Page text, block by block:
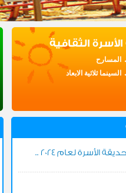
الثقافية
المسارح
السينما ثلاثية الابعاد
الأسرة لعام 2024 ..